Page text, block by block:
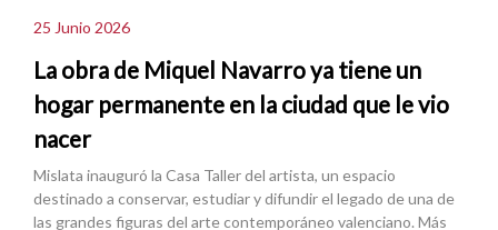
25 Junio 2026
La obra de Miquel Navarro ya tiene un
hogar permanente en la ciudad que le vio
nacer
Mislata inauguró la Casa Taller del artista, un espacio
destinado a conservar, estudiar y difundir el legado de una de
las grandes figuras del arte contemporáneo valenciano. Más